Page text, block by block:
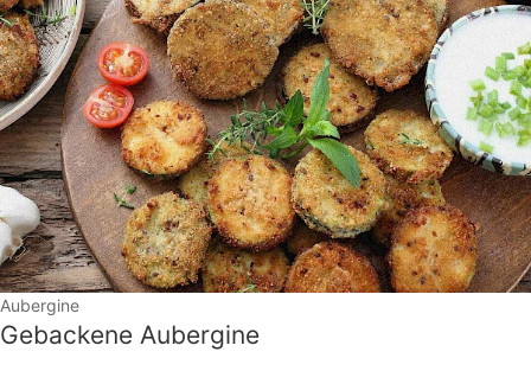
Aubergine
Gebackene Aubergine